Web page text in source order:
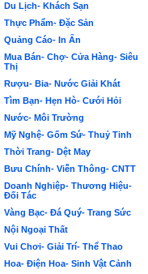
Du Lịch- Khách Sạn
Thực Phẩm- Đặc Sản
Quảng Cáo- In Ấn
Mua Bán- Chợ- Cửa Hàng- Siêu
Thị
Rượu- Bia- Nước Giải Khát
Tìm Bạn- Hẹn Hò- Cưới Hỏi
Nước- Môi Trường
Mỹ Nghệ- Gốm Sứ- Thuỷ Tinh
Thời Trang- Dệt May
Bưu Chính- Viễn Thông- CNTT
Doanh Nghiệp- Thương Hiệu-
Đối Tác
Vàng Bạc- Đá Quý- Trang Sức
Nội Ngoại Thất
Vui Chơi- Giải Trí- Thể Thao
Hoa- Điện Hoa- Sinh Vật Cảnh